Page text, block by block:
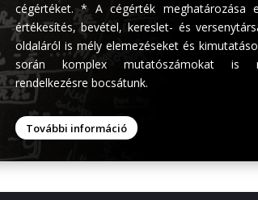
cégértéket. * A cégérték meghatározása
értékesítés, bevétel, kereslet- és
oldaláról is mély elemezéseket és
során komplex mutatószámokat is
rendelkezésre bocsátunk.
További információ